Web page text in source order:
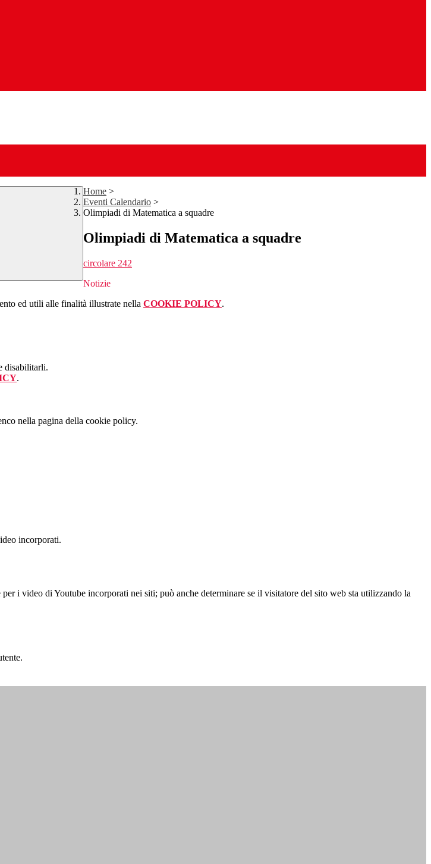
Home >
Eventi Calendario >
Olimpiadi di Matematica a squadre
Olimpiadi di Matematica a squadre
circolare 242
Notizie
ed utili alle finalità illustrate nella COOKIE POLICY.
disabilitarli.
.
nella pagina della cookie policy.
incorporati.
i video di Youtube incorporati nei siti; può anche determinare se il visitatore del sito web sta utilizzando la